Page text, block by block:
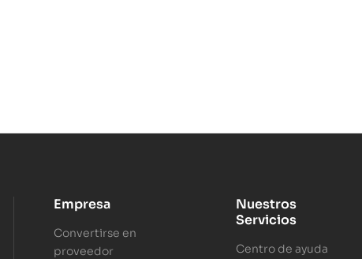
Empresa
Convertirse en
proveedor
Nuestros
Servicios
Centro de ayuda